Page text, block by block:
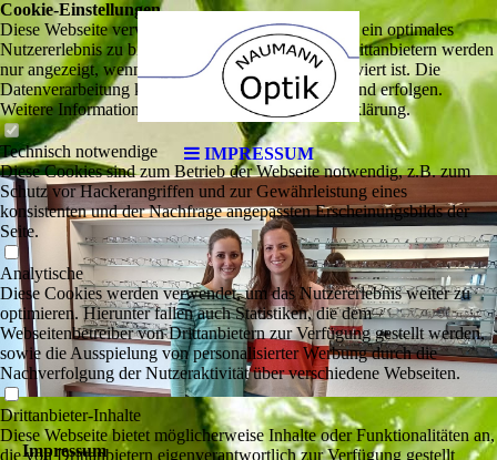
IMPRESSUM
Impressum
Cookie-Einstellungen
Diese Webseite verwendet Cookies, um Besuchern ein optimales
Nutzererlebnis zu bieten. Bestimmte Inhalte von Drittanbietern werden
nur angezeigt, wenn die entsprechende Option aktiviert ist. Die
Datenverarbeitung kann dann auch in einem Drittland erfolgen.
Weitere Informationen hierzu in der Datenschutzerklärung.
Technisch notwendige
Diese Cookies sind zum Betrieb der Webseite notwendig, z.B. zum
Schutz vor Hackerangriffen und zur Gewährleistung eines
konsistenten und der Nachfrage angepassten Erscheinungsbilds der
Seite.
Analytische
Diese Cookies werden verwendet, um das Nutzererlebnis weiter zu
optimieren. Hierunter fallen auch Statistiken, die dem
Webseitenbetreiber von Drittanbietern zur Verfügung gestellt werden,
sowie die Ausspielung von personalisierter Werbung durch die
Nachverfolgung der Nutzeraktivität über verschiedene Webseiten.
Drittanbieter-Inhalte
Diese Webseite bietet möglicherweise Inhalte oder Funktionalitäten an,
die von Drittanbietern eigenverantwortlich zur Verfügung gestellt